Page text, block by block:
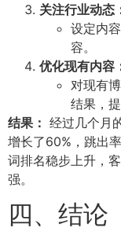
关注行业动态
设定内
容。
优化现有内容
对现有
结果，
结果： 经过几个月
增长了60%，跳出
词排名稳步上升，
强。
四、结论